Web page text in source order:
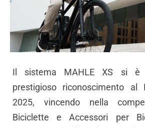
Il sistema MAHLE XS si è
prestigioso riconoscimento al
2025, vincendo nella
Biciclette e Accessori per